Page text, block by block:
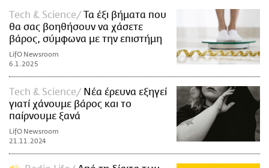
Τech & Science
Τα έξι βήματα που
θα σας βοηθήσουν να χάσετε
βάρος, σύμφωνα με την επιστήμη
LifO Newsroom
6.1.2025
Τech & Science
Νέα έρευνα εξηγεί
γιατί χάνουμε βάρος και το
παίρνουμε ξανά
LifO Newsroom
21.11.2024